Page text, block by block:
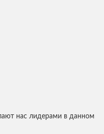
нас лидерами в данном